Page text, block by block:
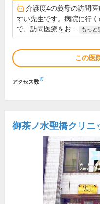
介護度4の義母の訪問
すい先生です。病院に行
で、訪問医療をお...
もっと
この医
アクセス数※
御茶ノ水聖橋クリニ